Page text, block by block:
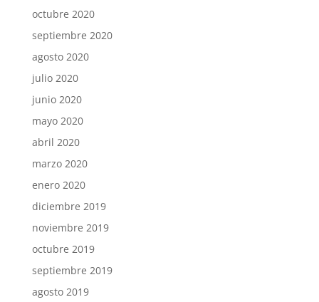
octubre 2020
septiembre 2020
agosto 2020
julio 2020
junio 2020
mayo 2020
abril 2020
marzo 2020
enero 2020
diciembre 2019
noviembre 2019
octubre 2019
septiembre 2019
agosto 2019